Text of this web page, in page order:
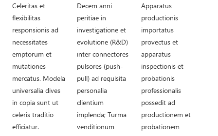
Celeritas et
flexibilitas
responsionis ad
necessitates
emptorum et
mutationes
mercatus. Modela
universalia dives
in copia sunt ut
celeris traditio
efficiatur.
Decem anni
peritiae in
investigatione et
evolutione (R&D)
inter connectores
pulsores (push-
pull) ad requisita
personalia
clientium
implenda; Turma
venditionum
Apparatus
productionis
importatus
provectus et
apparatus
inspectionis et
probationis
professionalis
possedit ad
productionem et
probationem